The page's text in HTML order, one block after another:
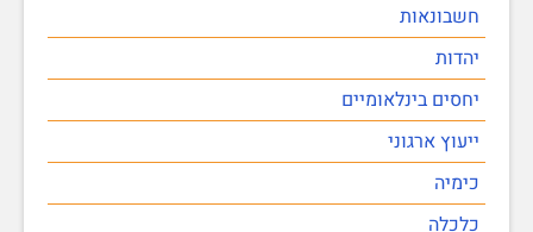
חשבונאות
יהדות
יחסים בינלאומיים
ייעוץ ארגוני
כימיה
כלכלה